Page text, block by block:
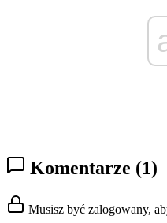
Komentarze (1)
Musisz być zalogowany,